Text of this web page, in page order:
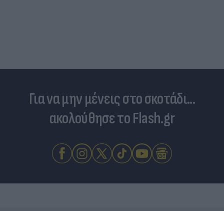
Για να μην μένεις στο σκοτάδι...
ακολούθησε το Flash.gr